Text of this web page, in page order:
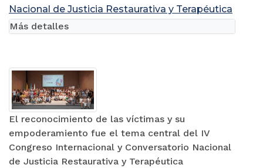
Nacional de Justicia Restaurativa y Terapéutica
El reconocimiento de las víctimas y su
empoderamiento fue el tema central del IV
Congreso Internacional y Conversatorio Nacional
de Justicia Restaurativa y Terapéutica
Más detalles